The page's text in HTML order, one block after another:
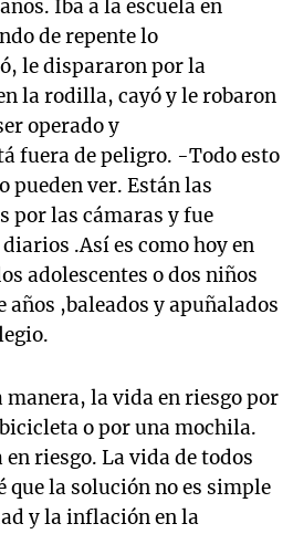
Iba a la escuela en
de repente lo
le dispararon por la
la rodilla, cayó y le robaron
operado y
fuera de peligro. -Todo esto
pueden ver. Están las
por las cámaras y fue
.Así es como hoy en
adolescentes o dos niños
años ,baleados y apuñalados
la vida en riesgo por
o por una mochila.
riesgo. La vida de todos
que la solución no es simple
y la inflación en la